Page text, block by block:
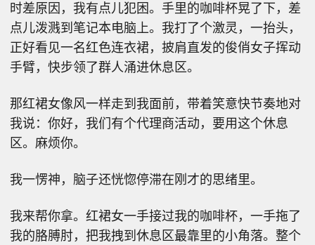
时差原因，我有点儿犯困。手里的咖啡杯晃了下，差
点儿泼溅到笔记本电脑上。我打了个激灵，一抬头，
正好看见一名红色连衣裙，披肩直发的俊俏女子挥动
手臂，快步领了群人涌进休息区。
那红裙女像风一样走到我面前，带着笑意快节奏地对
我说：你好，我们有个代理商活动，要用这个休息
区。麻烦你。
我一愣神，脑子还恍惚停滞在刚才的思绪里。
我来帮你拿。红裙女一手接过我的咖啡杯，一手拖了
我的胳膊肘，把我拽到休息区最靠里的小角落。整个